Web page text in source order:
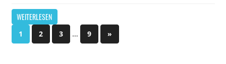
WEITERLESEN
Seitennummerierung
1 2 3 … 9
Nächste
Beiträge
»